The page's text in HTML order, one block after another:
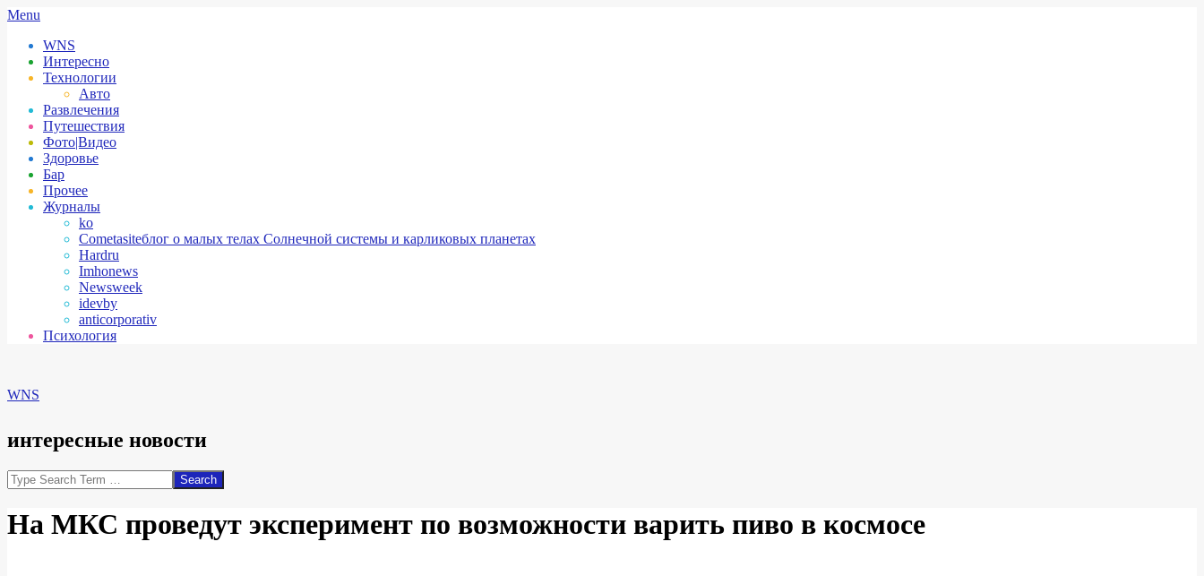
Skip
content
Secondary
Menu
Menu
WNS
Интересно
Технологии
Авто
Развлечения
Путешествия
Фото|Видео
Здоровье
Бар
Прочее
Журналы
ko
Cometasiteблог о малых телах Солнечной системы и карликовых планетах
Hardru
Imhonews
Newsweek
idevby
anticorporativ
Психология
WNS
интересные новости
Search
На МКС проведут эксперимент по возможности варить пиво в космосе